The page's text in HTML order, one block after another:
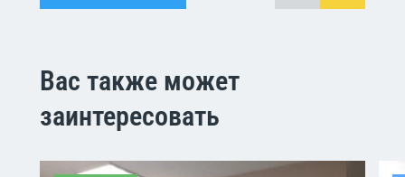
Вас также может
заинтересовать